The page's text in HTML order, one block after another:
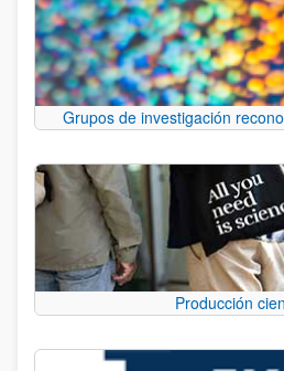
Grupos de investigación
Producción